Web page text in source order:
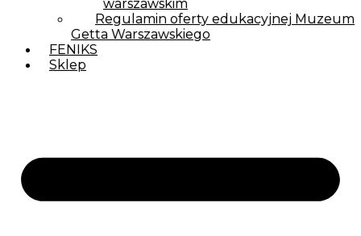
warszawskim
Regulamin oferty edukacyjnej Muzeum
Getta Warszawskiego
FENIKS
Sklep